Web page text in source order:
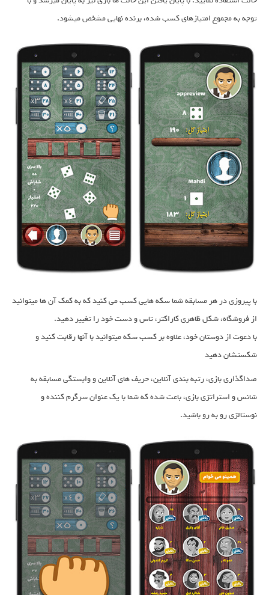
توجه به مجموع امتیازهای کسب شده، برنده نهایی مشخص میشود.
با پیروزی در هر مسابقه شما سکه هایی کسب می کنید که به کمک آن ها میتوانید
از فروشگاه، شکل ظاهری کاراکتر، تاس و دست خود را تغییر دهید.
با دعوت از دوستان خود، علاوه بر کسب سکه میتوانید با آنها رقابت کنید و
شکستشان دهید
صداگذاری بازی، رتبه بندی آنلاین، حریف های آنلاین و وابستگی مسابقه به
شانس و استراتژی بازی، باعث شده که شما با یک عنوان سرگرم کننده و
نوستالژی رو به رو باشید.